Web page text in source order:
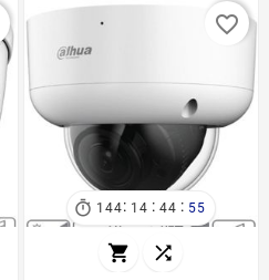
 144: 14 : 44 : 54
 
favorite_border